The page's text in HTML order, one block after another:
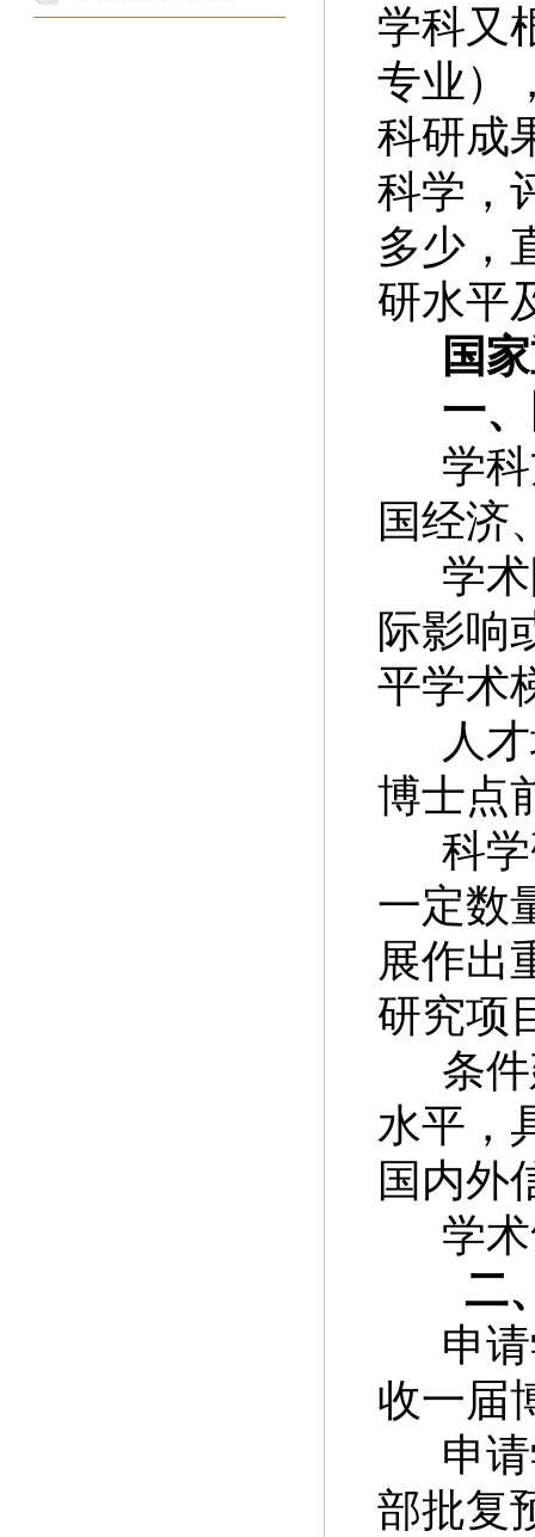
学科又
专业）
科研成
科学，
多少，
研水平
国
一
学
国经济
学
际影响
平学术
人
博士点
科
一定数
展作出
研究项
条
水平，
国内外
学
二
申
收一届
申
部批复